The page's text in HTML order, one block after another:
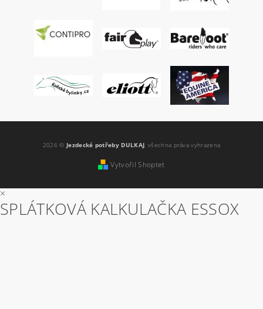
2026 © Jezdecké potřeby DULKAJ, všechna práva vyhrazena
Vytvořil Shoptet
×
SPLÁTKOVÁ KALKULAČKA ESSOX